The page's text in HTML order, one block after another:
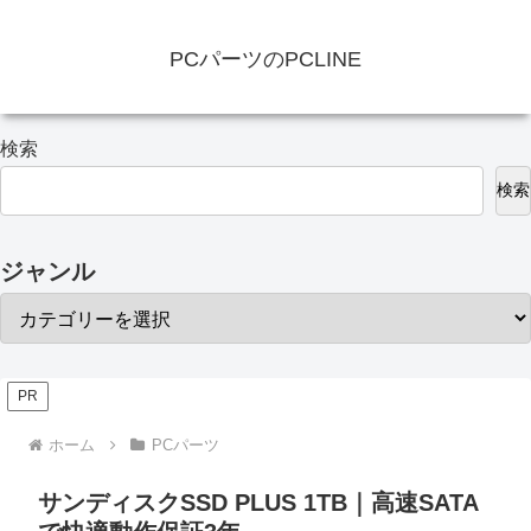
PCパーツのPCLINE
検索
検索
ジャンル
PR
ホーム PCパーツ
サンディスクSSD PLUS 1TB｜高速SATA